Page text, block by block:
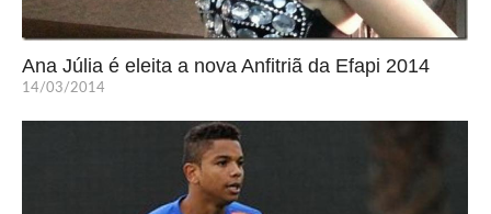
Ana Júlia é eleita a nova Anfitriã da Efapi 2014
14/03/2014